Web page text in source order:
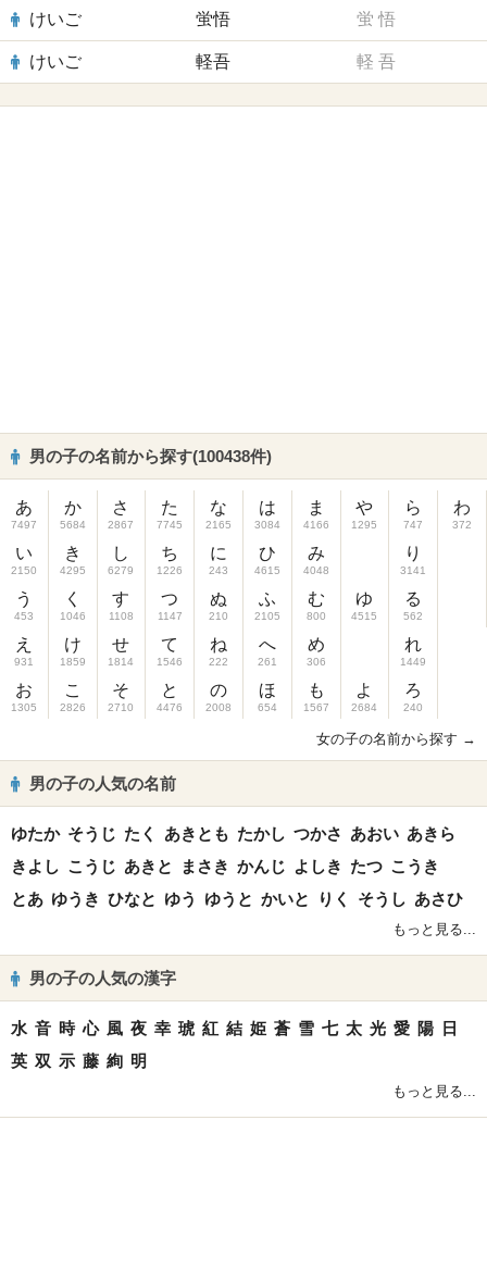
けいご 蛍悟 蛍 悟
けいご 軽吾 軽 吾
男の子の名前から探す(100438件)
あ
7497
い
2150
う
453
え
931
お
1305
か
5684
き
4295
く
1046
け
1859
こ
2826
さ
2867
し
6279
す
1108
せ
1814
そ
2710
た
7745
ち
1226
つ
1147
て
1546
と
4476
な
2165
に
243
ぬ
210
ね
222
の
2008
は
3084
ひ
4615
ふ
2105
へ
261
ほ
654
ま
4166
み
4048
む
800
め
306
も
1567
や
1295
ゆ
4515
よ
2684
ら
747
り
3141
る
562
れ
1449
ろ
240
わ
372
女の子の名前から探す →
男の子の人気の名前
ゆたか そうじ たく あきとも たかし つかさ あおい あきら
きよし こうじ あきと まさき かんじ よしき たつ こうき
とあ ゆうき ひなと ゆう ゆうと かいと りく そうし あさひ
もっと見る...
男の子の人気の漢字
水 音 時 心 風 夜 幸 琥 紅 結 姫 蒼 雪 七 太 光 愛 陽
日
英 双 示 藤 絢 明
もっと見る...